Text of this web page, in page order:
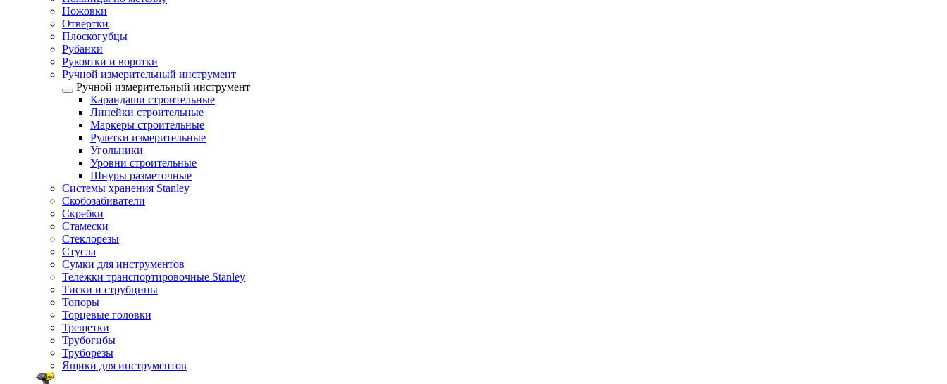
Ножовки
Отвертки
Плоскогубцы
Рубанки
Рукоятки и воротки
Ручной измерительный инструмент
Ручной измерительный инструмент
Карандаши строительные
Линейки строительные
Маркеры строительные
Рулетки измерительные
Угольники
Уровни строительные
Шнуры разметочные
Системы хранения Stanley
Скобозабиватели
Скребки
Стамески
Стеклорезы
Стусла
Сумки для инструментов
Тележки транспортировочные Stanley
Тиски и струбцины
Топоры
Торцевые головки
Трещетки
Трубогибы
Труборезы
Ящики для инструментов